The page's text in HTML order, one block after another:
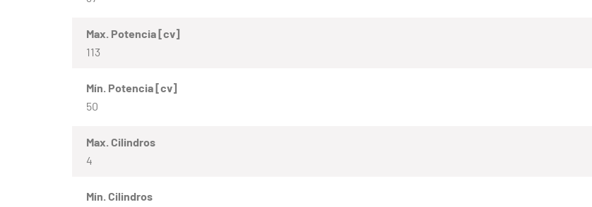
Max. Potencia [cv]
113
Mín. Potencia [cv]
50
Max. Cilindros
4
Mín. Cilindros